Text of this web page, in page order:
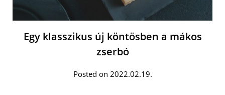
Egy klasszikus új köntösben a mákos
zserbó
Posted on 2022.02.19.